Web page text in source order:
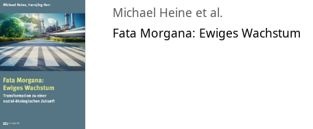
Michael Heine et al.
Fata Morgana: Ewiges Wachstum